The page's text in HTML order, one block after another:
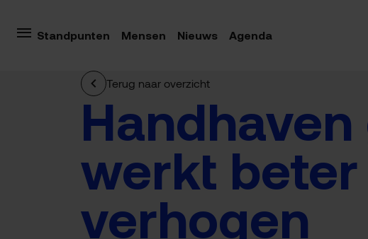
Standpunten Mensen Nieuws Agenda
Terug naar overzicht
werkt
verhogen